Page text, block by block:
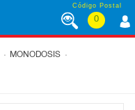
Código Postal
0
. MONODOSIS .